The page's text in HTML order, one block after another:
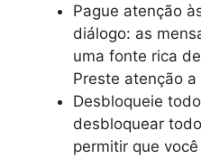
Pague atenção
diálogo: as
uma fonte rica
Preste atenção a
Desbloqueie
desbloquear
permitir que